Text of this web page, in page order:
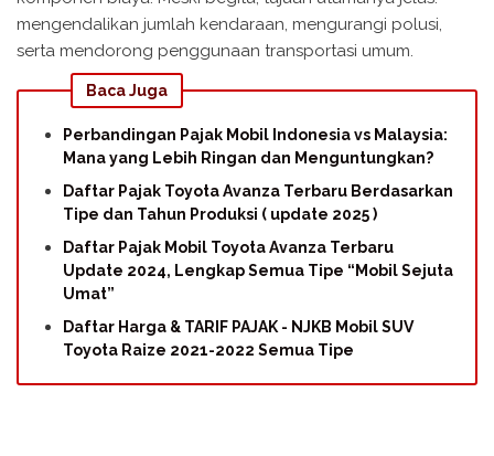
mengendalikan jumlah kendaraan, mengurangi polusi,
serta mendorong penggunaan transportasi umum.
Baca Juga
Perbandingan Pajak Mobil Indonesia vs Malaysia:
Mana yang Lebih Ringan dan Menguntungkan?
Daftar Pajak Toyota Avanza Terbaru Berdasarkan
Tipe dan Tahun Produksi ( update 2025 )
Daftar Pajak Mobil Toyota Avanza Terbaru
Update 2024, Lengkap Semua Tipe “Mobil Sejuta
Umat”
Daftar Harga & TARIF PAJAK - NJKB Mobil SUV
Toyota Raize 2021-2022 Semua Tipe